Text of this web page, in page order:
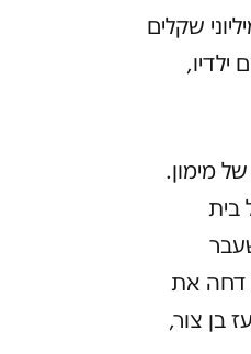
שקלים
מימון.
בית
דחה את
בן צור,